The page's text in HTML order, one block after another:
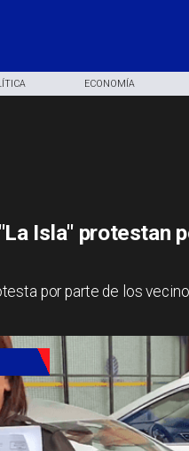
ECONOMÍA
Isla" protestan
por parte de los